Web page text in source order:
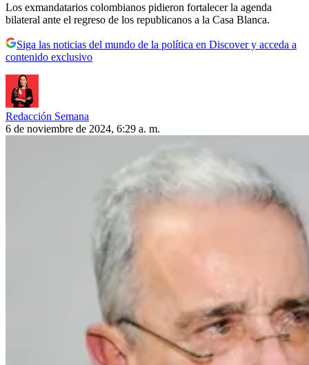
Los exmandatarios colombianos pidieron fortalecer la agenda
bilateral ante el regreso de los republicanos a la Casa Blanca.
Siga las noticias del mundo de la política en Discover y acceda a
contenido exclusivo
Redacción Semana
6 de noviembre de 2024, 6:29 a. m.